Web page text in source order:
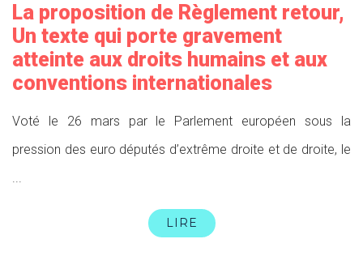
La proposition de Règlement retour,
Un texte qui porte gravement
atteinte aux droits humains et aux
conventions internationales
Voté le 26 mars par le Parlement européen sous la
pression des euro députés d’extrême droite et de droite, le
...
LIRE